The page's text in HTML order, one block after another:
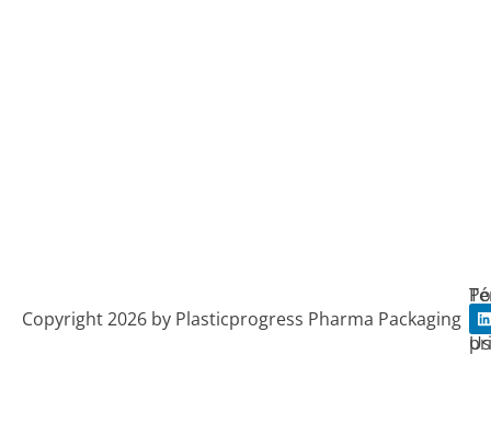
Copyright 2026 by Plasticprogress Pharma Packaging
de
de
L
i
n
k